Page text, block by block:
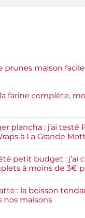
prunes maison
farine complète,
plancha : j’ai testé
à La Grande
petit budget : j’ai
à moins de 3€
: la boisson
nos maisons